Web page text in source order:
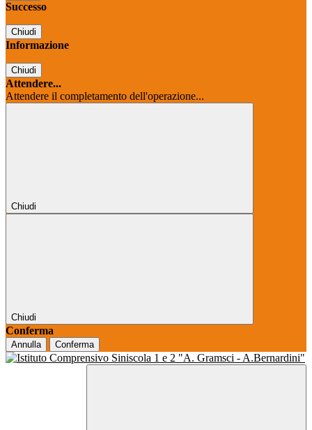
Successo
Chiudi
Informazione
Chiudi
Attendere...
Attendere il completamento dell'operazione...
Chiudi
Chiudi
Conferma
Annulla Conferma